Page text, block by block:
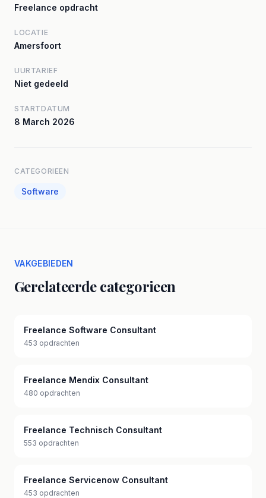
Freelance opdracht
LOCATIE
Amersfoort
UURTARIEF
Niet gedeeld
STARTDATUM
8 March 2026
CATEGORIEEN
Software
VAKGEBIEDEN
Gerelateerde categorieen
Freelance Software Consultant
453 opdrachten
Freelance Mendix Consultant
480 opdrachten
Freelance Technisch Consultant
553 opdrachten
Freelance Servicenow Consultant
453 opdrachten